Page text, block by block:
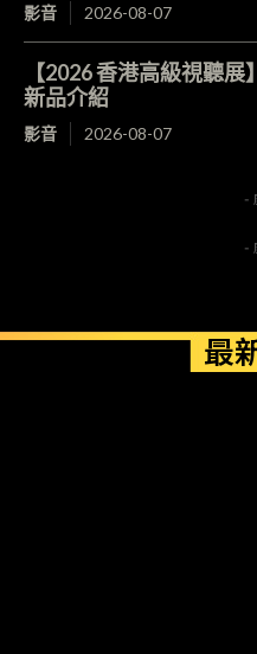
影音 2026-08-07
【2026 香港高級視聽
新品介紹
影音 2026-08-07
-
-
最